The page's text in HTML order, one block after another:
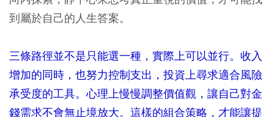
到屬於自己的人生答案。
三條路徑並不是只能選一種，實際上可以並行。收入
增加的同時，也努力控制支出，投資上尋求適合風險
承受度的工具。心理上慢慢調整價值觀，讓自己對金
錢需求不會無止境放大。這樣的組合策略，才能讓提